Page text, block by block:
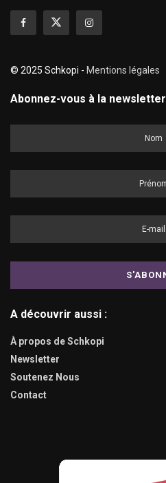
© 2025 Schkopi - Mentions légales
Abonnez-vous à la newsletter
A découvrir aussi :
À propos de Schkopi
Newsletter
Soutenez Nous
Contact